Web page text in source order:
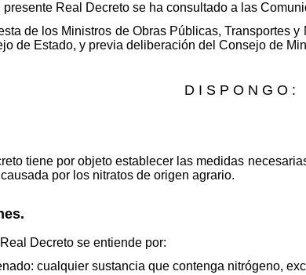
Real Decreto se ha consultado a las
de los Ministros de Obras Públicas, Transportes
de Estado, y previa deliberación del Consejo de
D I S P O N G O :
tiene por objeto establecer las medidas
por los nitratos de origen agrario.
Decreto se entiende por:
cualquier sustancia que contenga nitrógeno,